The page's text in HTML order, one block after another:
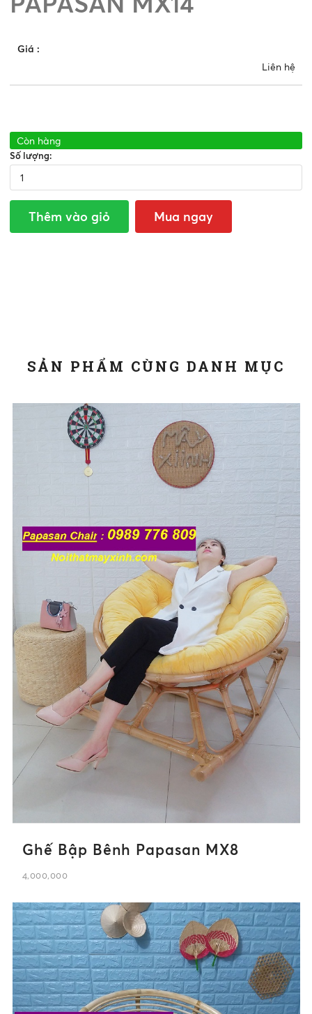
Giá :
Liên hệ
Còn hàng
Số lượng:
Thêm vào giỏ Mua ngay
SẢN PHẨM CÙNG DANH MỤC
Ghế Bập Bênh Papasan MX8
4,000,000